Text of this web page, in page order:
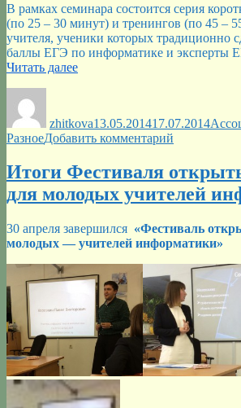
В рамках семинара состоится серия
(по 25 – 30 минут) и тренингов (по 45 –
учителя, ученики которых традиционно
баллы ЕГЭ по информатике и эксперты
Читать далее«Марафон
zhitkova13.05.201417.07.2014
РазноеДобавить комментарий
Марафон
для
учителей
Итоги Фестиваля
для молодых учителей
30 апреля завершился «Фестиваль
молодых — учителей информатики»